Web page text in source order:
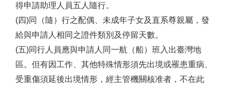
得申請助理人員五人隨行。
(四)同（隨）行之配偶、未成年子女及直系尊親屬，發
給與申請人相同之證件類別及停留天數。
(五)同行人員應與申請人同一航（船）班入出臺灣地
區。但有因工作、其他特殊情形須先出境或罹患重病、
受重傷須延後出境情形，經主管機關核准者，不在此